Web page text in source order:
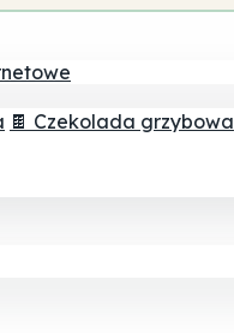
🍫 Czekolada grzybowa